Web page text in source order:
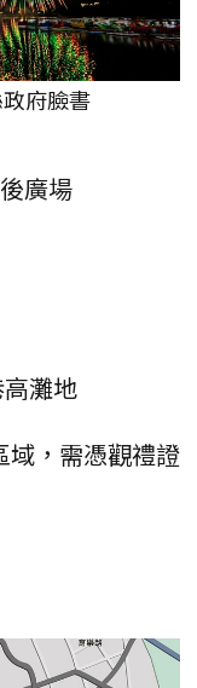
府臉書
廣場
灘地
域，需憑觀禮證